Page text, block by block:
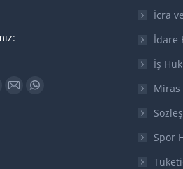
MailWhatsapp
İcra
İdare
İş
Miras
Spor